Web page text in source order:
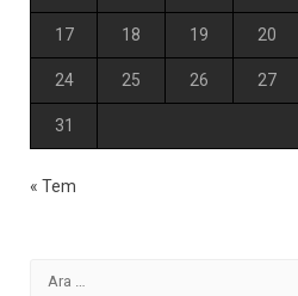
17 18 19 20
24 25 26 27
31
« Tem